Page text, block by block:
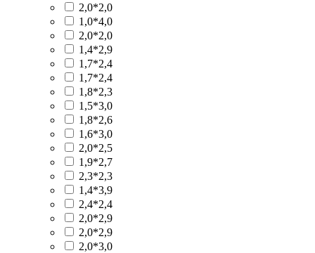
2,0*2,0
1,0*4,0
2,0*2,0
1,4*2,9
1,7*2,4
1,7*2,4
1,8*2,3
1,5*3,0
1,8*2,6
1,6*3,0
2,0*2,5
1,9*2,7
2,3*2,3
1,4*3,9
2,4*2,4
2,0*2,9
2,0*2,9
2,0*3,0